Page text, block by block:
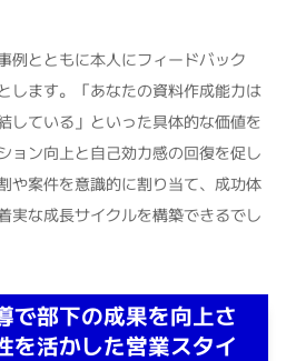
例とともに本人にフィードバック
します。「あなたの資料作成能力は
している」といった具体的な価値を
ョン向上と自己効力感の回復を促し
や案件を意識的に割り当て、成功体
実な成長サイクルを構築できるでし
で部下の成果を向上さ
を活かした営業スタイ